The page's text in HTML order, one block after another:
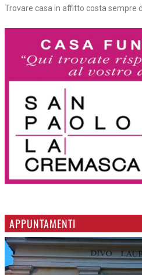
Trovare casa in affitto costa sempre
APPUNTAMENTI